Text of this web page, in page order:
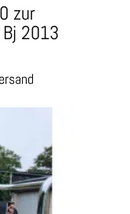
zur
2013